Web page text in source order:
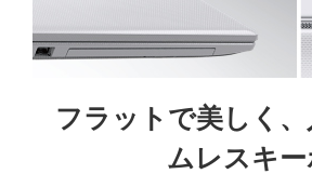
フラットで美しく
ムレスキー